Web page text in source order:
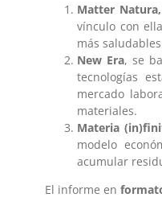
Matter Natura,
vínculo con
más
New Era, se
tecnologías
mercado
materiales.
Materia
modelo
acumular
El informe en